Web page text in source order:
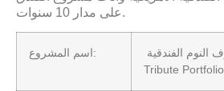
على مدار 10 سنوات.
اسم المشروع:
Tribute Portfolio